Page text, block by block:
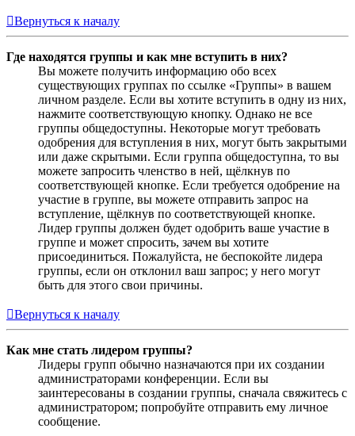
Вернуться к началу
Где находятся группы и как мне вступить в них?
Вы можете получить информацию обо всех
существующих группах по ссылке «Группы» в вашем
личном разделе. Если вы хотите вступить в одну из них,
нажмите соответствующую кнопку. Однако не все
группы общедоступны. Некоторые могут требовать
одобрения для вступления в них, могут быть закрытыми
или даже скрытыми. Если группа общедоступна, то вы
можете запросить членство в ней, щёлкнув по
соответствующей кнопке. Если требуется одобрение на
участие в группе, вы можете отправить запрос на
вступление, щёлкнув по соответствующей кнопке.
Лидер группы должен будет одобрить ваше участие в
группе и может спросить, зачем вы хотите
присоединиться. Пожалуйста, не беспокойте лидера
группы, если он отклонил ваш запрос; у него могут
быть для этого свои причины.
Вернуться к началу
Как мне стать лидером группы?
Лидеры групп обычно назначаются при их создании
администраторами конференции. Если вы
заинтересованы в создании группы, сначала свяжитесь с
администратором; попробуйте отправить ему личное
сообщение.